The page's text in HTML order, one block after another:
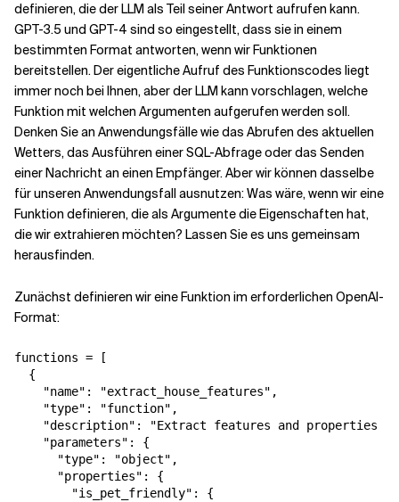
definieren, die der LLM als Teil seiner Antwort aufrufen kann.
GPT-3.5 und GPT-4 sind so eingestellt, dass sie in einem
bestimmten Format antworten, wenn wir Funktionen
bereitstellen. Der eigentliche Aufruf des Funktionscodes liegt
immer noch bei Ihnen, aber der LLM kann vorschlagen, welche
Funktion mit welchen Argumenten aufgerufen werden soll.
Denken Sie an Anwendungsfälle wie das Abrufen des aktuellen
Wetters, das Ausführen einer SQL-Abfrage oder das Senden
einer Nachricht an einen Empfänger. Aber wir können dasselbe
für unseren Anwendungsfall ausnutzen: Was wäre, wenn wir eine
Funktion definieren, die als Argumente die Eigenschaften hat,
die wir extrahieren möchten? Lassen Sie es uns gemeinsam
herausfinden.
Zunächst definieren wir eine Funktion im erforderlichen OpenAI-
Format:
functions = [
  {
    "name": "extract_house_features",
    "type": "function",
"description": "Extract features and properties
    "parameters": {
      "type": "object",
      "properties": {
        "is_pet_friendly": {